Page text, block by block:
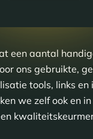
een aantal
ons gebruikte,
tools, links en
we zelf ook en